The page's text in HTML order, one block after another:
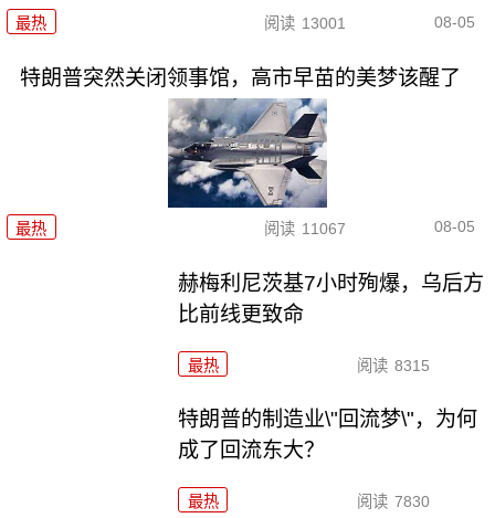
最热 阅读 13001 08-05
特朗普突然关闭领事馆，高市早苗的美梦该醒了
最热 阅读 11067 08-05
赫梅利尼茨基7小时殉爆，乌后方
比前线更致命
最热 阅读 8315
特朗普的制造业\"回流梦\"，为何
成了回流东大？
最热 阅读 7830